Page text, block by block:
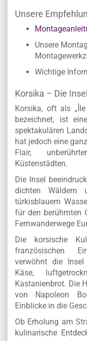
Unsere
Unsere
Wichtige
Korsika – Die
Korsika, oft als
bezeichnet, ist
spektakulären
hat jedoch eine
Flair,
Küstenstädten.
Die Insel
dichten Wäldern
türkisblauem
für den berühmten
Fernwanderwege
Die korsische
französischen
verwöhnt die
Käse,
Kastanienbrot. Die
von Napoleon
Einblicke in die
Ob Erholung am
kulinarische